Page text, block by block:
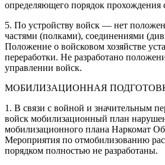
определяющего порядок прохождения
5. По устройству войск — нет
частями (полками), соединениями
Положение о войсковом хозяйстве
переработки. Не разработано
управлении войск.
МОБИЛИЗАЦИОННАЯ
1. В связи с войной и значительным
войск мобилизационный план
мобилизационного плана Наркомат
Мероприятия по отмобилизованию
порядком полностью не разработаны.